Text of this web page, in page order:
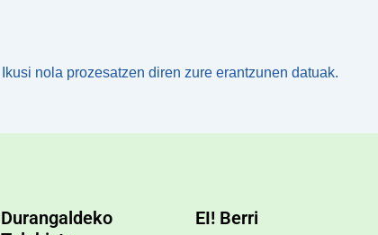
Ikusi nola prozesatzen diren zure erantzunen datuak.
Durangaldeko
EI! Berri